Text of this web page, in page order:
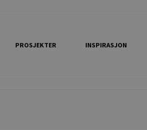
PROSJEKTER INSPIRASJON